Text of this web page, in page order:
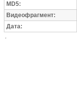
MD5:
Видеофрагмент:
Дата: